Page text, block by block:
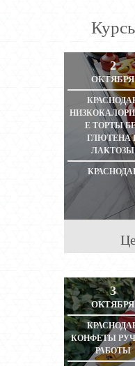
2
ОКТЯБРЯ
Е ТОРТЫ
ГЛЮТЕНА
ЛАКТОЗЫ
3
ОКТЯБРЯ
КОНФЕТЫ
РАБОТЫ